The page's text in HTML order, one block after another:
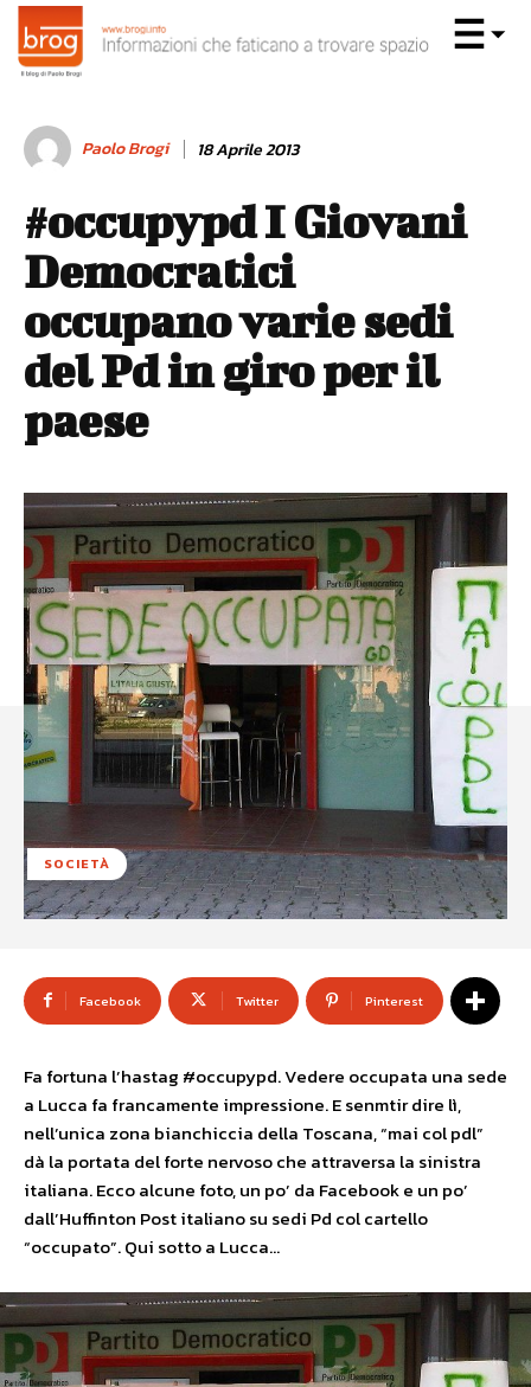
Paolo Brogi 18 Aprile 2013
#occupypd I Giovani
Democratici
occupano varie sedi
del Pd in giro per il
paese
SOCIETÀ
Facebook Twitter Pinterest
Fa fortuna l’hastag #occupypd. Vedere occupata una sede
a Lucca fa francamente impressione. E senmtir dire lì,
nell’unica zona bianchiccia della Toscana, “mai col pdl”
dà la portata del forte nervoso che attraversa la sinistra
italiana. Ecco alcune foto, un po’ da Facebook e un po’
dall’Huffinton Post italiano su sedi Pd col cartello
“occupato”. Qui sotto a Lucca…